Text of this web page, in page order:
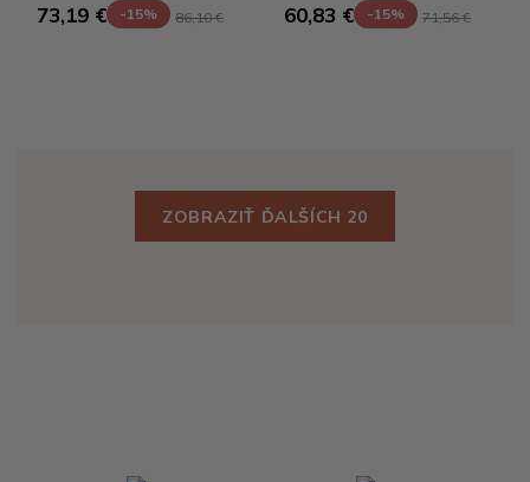
73,19 € -15% 86,10 € 60,83 € -15% 71,56 €
ZOBRAZIŤ ĎALŠÍCH 20